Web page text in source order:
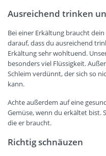
Ausreichend trinken
Bei einer Erkältung braucht
darauf, dass du ausreichend
Erkältung sehr wohltuend.
besonders viel Flüssigkeit.
Schleim verdünnt, der sich so
kann.
Achte außerdem auf eine
Gemüse, wenn du erkältet bist.
die er braucht.
Richtig schnäuzen